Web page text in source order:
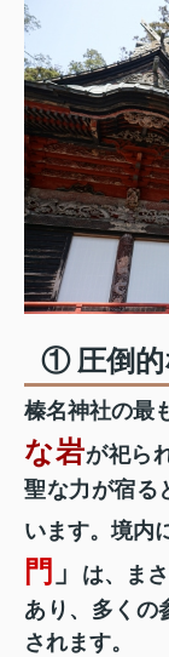
① 圧倒的
榛名神社の最
な岩が祀ら
聖な力が宿る
います。境内
門 」
は、ま
あり、多くの
されます。